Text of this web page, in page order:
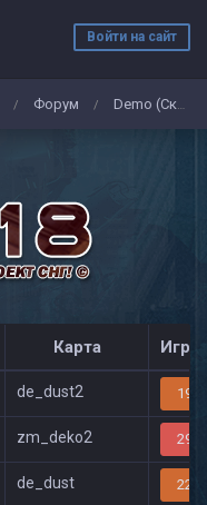
Войти на сайт
/ Форум / Demo (Скриншоты)
Карта
de_dust2 19/
zm_deko2 29/
de_dust 22/